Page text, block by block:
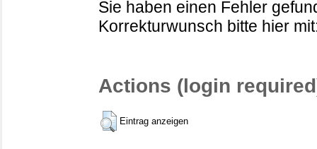
Sie haben einen Fehler
Korrekturwunsch bitte hier
Actions (login
Eintrag anzeigen